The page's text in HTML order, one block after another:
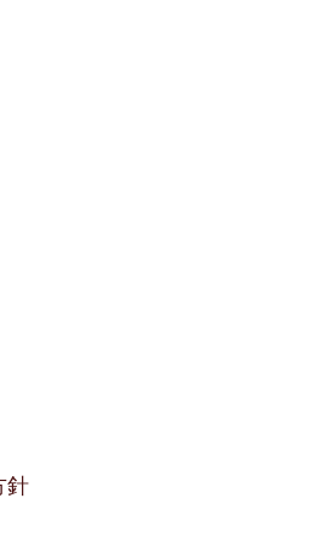
針